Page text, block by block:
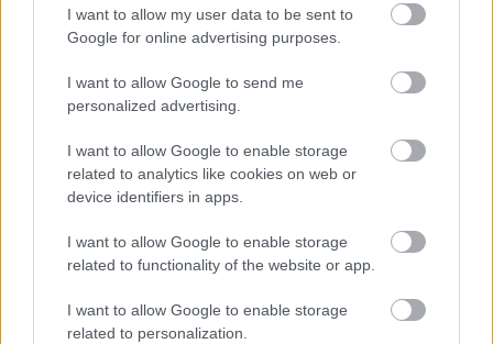
I want to allow my user data to be sent to
Google for online advertising purposes.
I want to allow Google to send me
personalized advertising.
I want to allow Google to enable storage
related to analytics like cookies on web or
device identifiers in apps.
I want to allow Google to enable storage
related to functionality of the website or app.
I want to allow Google to enable storage
related to personalization.
Paris Saint-Germainvs